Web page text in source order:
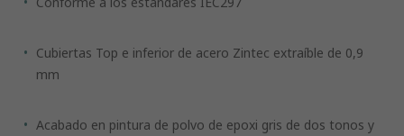
Cubiertas Top e inferior de acero Zintec extraíble de 0,9
mm
Acabado en pintura de polvo de epoxi gris de dos tonos y